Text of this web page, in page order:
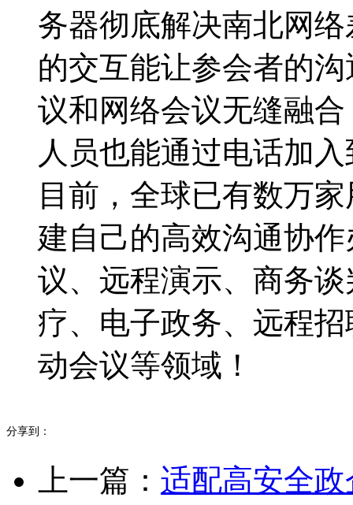
务器彻底解决南北网
的交互能让参会者的
议和网络会议无缝融
人员也能通过电话加
目前，全球已有数万
建自己的高效沟通协
议、远程演示、商务
疗、电子政务、远程
动会议等领域！
分享到：
上一篇： 适配高安全